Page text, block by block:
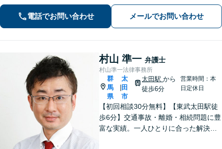
観点から解決策をご提案してまいりま
す。【休日・夜間対応】
電話でお問い合わせ メールでお問い合わせ
村山 準一 弁護士
村山準一法律事務所
群
馬
県
太
田
市
太田駅から
徒歩6分
営業時間：本
日定休日
【初回相談30分無料】【東武太田駅徒
歩6分】交通事故・離婚・相続問題に豊
富な実績。一人ひとりに合った解決方